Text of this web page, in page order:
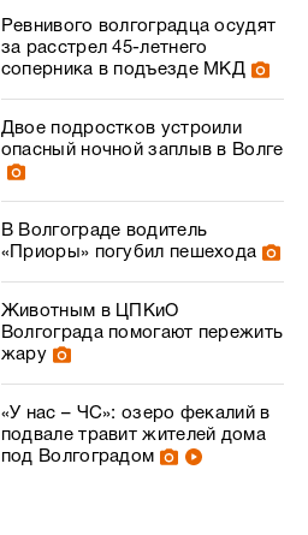
Ревнивого волгоградца осудят
за расстрел 45-летнего
соперника в подъезде МКД
Двое подростков устроили
опасный ночной заплыв в Волге
В Волгограде водитель
«Приоры» погубил пешехода
Животным в ЦПКиО
Волгограда помогают пережить
жару
«У нас – ЧС»: озеро фекалий в
подвале травит жителей дома
под Волгоградом